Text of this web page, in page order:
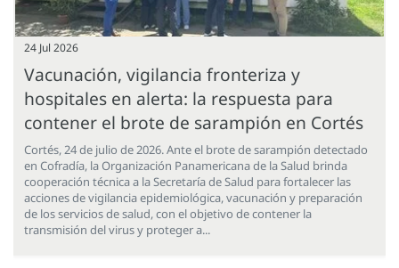
24 Jul 2026
Vacunación, vigilancia fronteriza y
hospitales en alerta: la respuesta para
contener el brote de sarampión en Cortés
Cortés, 24 de julio de 2026. Ante el brote de sarampión detectado
en Cofradía, la Organización Panamericana de la Salud brinda
cooperación técnica a la Secretaría de Salud para fortalecer las
acciones de vigilancia epidemiológica, vacunación y preparación
de los servicios de salud, con el objetivo de contener la
transmisión del virus y proteger a...